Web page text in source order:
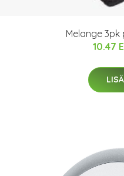
Melange
10.47